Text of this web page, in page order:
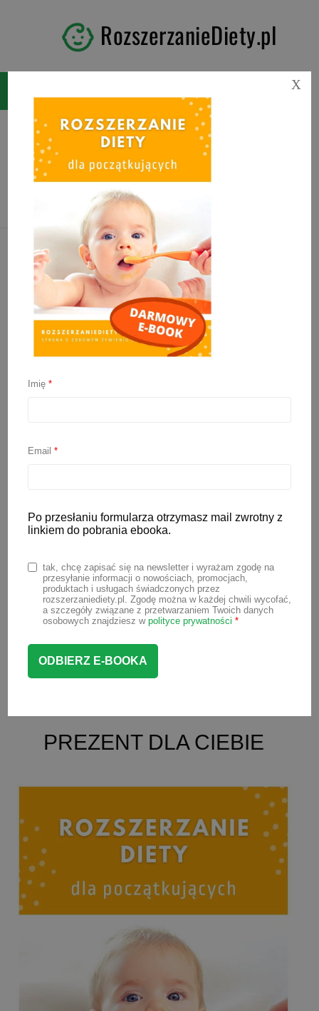
RozszerzanieDiety.pl
Tag:jajecznica na parze
przepis
bardzo wartościowe danie dla maluszka
na początku rozszerzania diety. Do
wystarczy miska z grubego szkła i
zwykły garnek lub garnek do gotowania
na parze.
BLW przepisy,POTRAWY Z JAJEK
PREZENT DLA CIEBIE
Imię*
Email*
Po przesłaniu formularza otrzymasz mail zwrotny z
linkiem do pobrania ebooka.
tak, chcę zapisać się na newsletter i wyrażam zgodę na
przesyłanie informacji o nowościach, promocjach,
produktach i usługach świadczonych przez
rozszerzaniediety.pl. Zgodę można w każdej chwili wycofać,
a szczegóły związane z przetwarzaniem Twoich danych
osobowych znajdziesz w polityce prywatności *
X